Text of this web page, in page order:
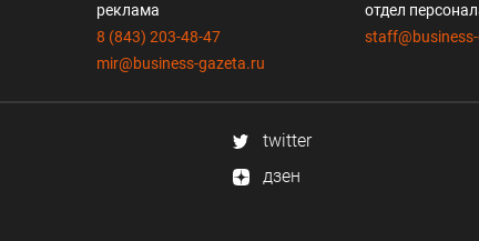
реклама
8 (843) 203-48-47
mir@business-gazeta.ru
отдел
twitter
дзен